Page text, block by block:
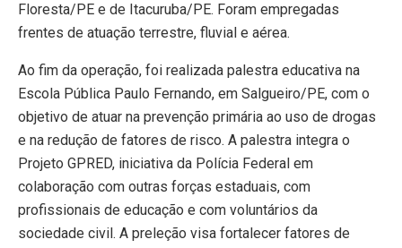
Floresta/PE e de Itacuruba/PE. Foram empregadas
frentes de atuação terrestre, fluvial e aérea.
Ao fim da operação, foi realizada palestra educativa na
Escola Pública Paulo Fernando, em Salgueiro/PE, com o
objetivo de atuar na prevenção primária ao uso de drogas
e na redução de fatores de risco. A palestra integra o
Projeto GPRED, iniciativa da Polícia Federal em
colaboração com outras forças estaduais, com
profissionais de educação e com voluntários da
sociedade civil. A preleção visa fortalecer fatores de